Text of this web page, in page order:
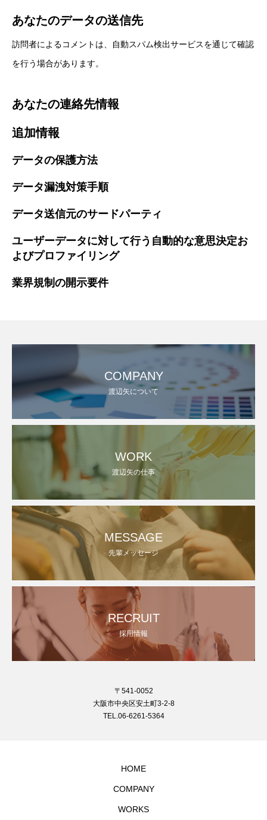
あなたのデータの送信先
訪問者によるコメントは、自動スパム検出サービスを通じて確認
を行う場合があります。
あなたの連絡先情報
追加情報
データの保護方法
データ漏洩対策手順
データ送信元のサードパーティ
ユーザーデータに対して行う自動的な意思決定お
よびプロファイリング
業界規制の開示要件
COMPANY
渡辺矢について
WORK
渡辺矢の仕事
MESSAGE
先輩メッセージ
RECRUIT
採用情報
〒541-0052
大阪市中央区安土町3-2-8
TEL.06-6261-5364
HOME
COMPANY
WORKS